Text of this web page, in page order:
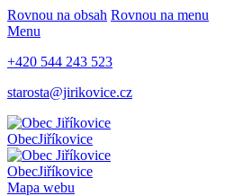
Rovnou na obsah Rovnou na menu
Menu
+420 544 243 523
starosta@jirikovice.cz
ObecJiříkovice
ObecJiříkovice
Mapa webu